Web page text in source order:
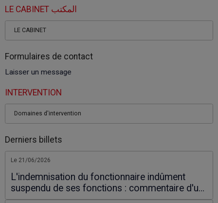
LE CABINET المكتب
LE CABINET
Formulaires de contact
Laisser un message
INTERVENTION
Domaines d'intervention
Derniers billets
Le 21/06/2026
L'indemnisation du fonctionnaire indûment
suspendu de ses fonctions : commentaire d'un
arrêt du Conseil d'Etat